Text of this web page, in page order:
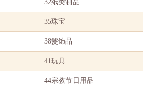
32纸类制品
35珠宝
38髮饰品
41玩具
44宗教节日用品